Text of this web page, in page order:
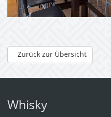
Zurück zur Übersicht
Whisky